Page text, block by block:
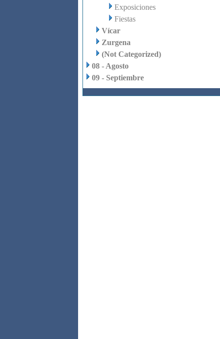
Exposiciones
Fiestas
Vícar
Zurgena
(Not Categorized)
08 - Agosto
09 - Septiembre